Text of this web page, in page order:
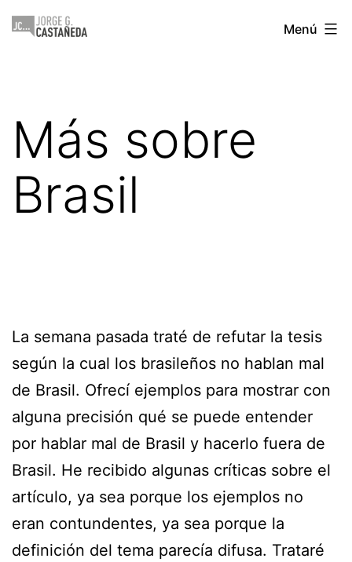
Saltar
Jorge
Menú
Más sobre
Brasil
La semana pasada traté de refutar la tesis
según la cual los brasileños no hablan mal
de Brasil. Ofrecí ejemplos para mostrar con
alguna precisión qué se puede entender
por hablar mal de Brasil y hacerlo fuera de
Brasil. He recibido algunas críticas sobre el
artículo, ya sea porque los ejemplos no
eran contundentes, ya sea porque la
definición del tema parecía difusa. Trataré